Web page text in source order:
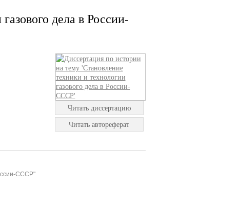
дела в России-
Читать диссертацию
Читать автореферат
СССР"